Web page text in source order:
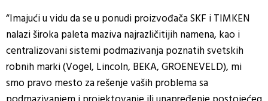
“Imajući u vidu da se u ponudi proizvođača SKF i TIMKEN
nalazi široka paleta maziva najrazličitijih namena, kao i
centralizovani sistemi podmazivanja poznatih svetskih
robnih marki (Vogel, Lincoln, BEKA, GROENEVELD), mi
smo pravo mesto za rešenje vaših problema sa